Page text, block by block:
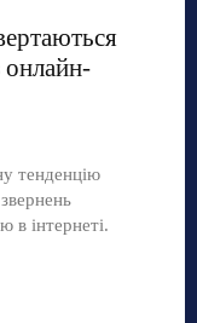
онлайн-
тенденцію
в інтернеті.